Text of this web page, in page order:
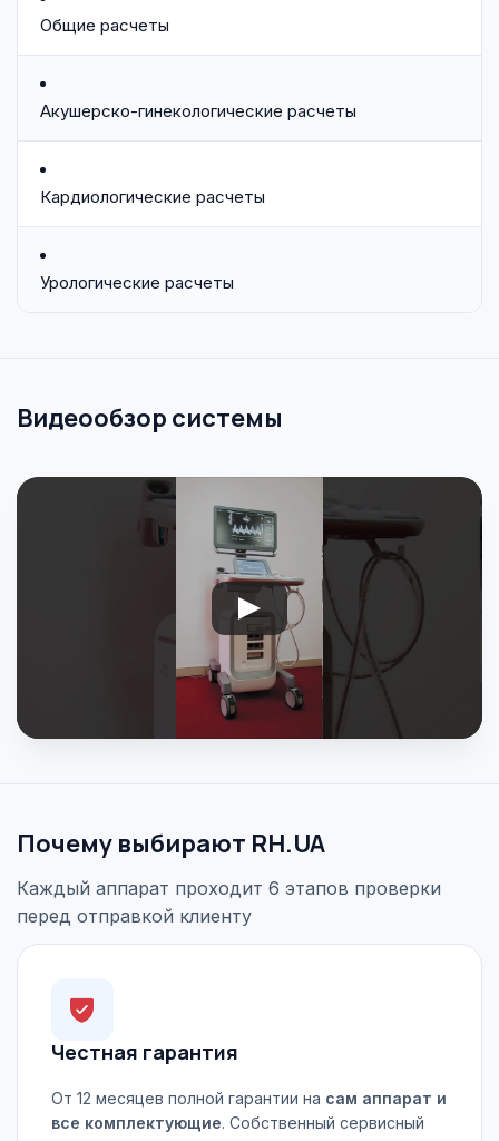
Общие расчеты
Акушерско-гинекологические расчеты
Кардиологические расчеты
Урологические расчеты
Видеообзор системы
Почему выбирают RH.UA
Каждый аппарат проходит 6 этапов проверки
перед отправкой клиенту
Честная гарантия
От 12 месяцев полной гарантии на сам аппарат и
все комплектующие. Собственный сервисный